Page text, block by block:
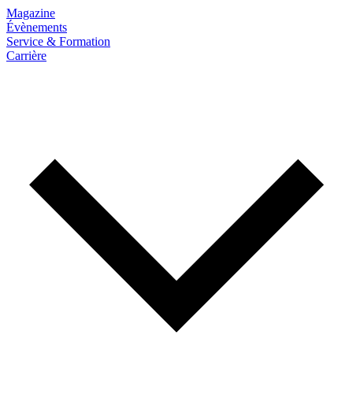
Magazine
Évènements
Service & Formation
Carrière